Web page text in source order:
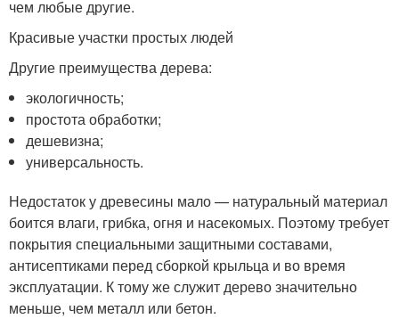
чем любые другие.
Красивые участки простых людей
Другие преимущества дерева:
экологичность;
простота обработки;
дешевизна;
универсальность.
Недостаток у древесины мало — натуральный материал
боится влаги, грибка, огня и насекомых. Поэтому требует
покрытия специальными защитными составами,
антисептиками перед сборкой крыльца и во время
эксплуатации. К тому же служит дерево значительно
меньше, чем металл или бетон.